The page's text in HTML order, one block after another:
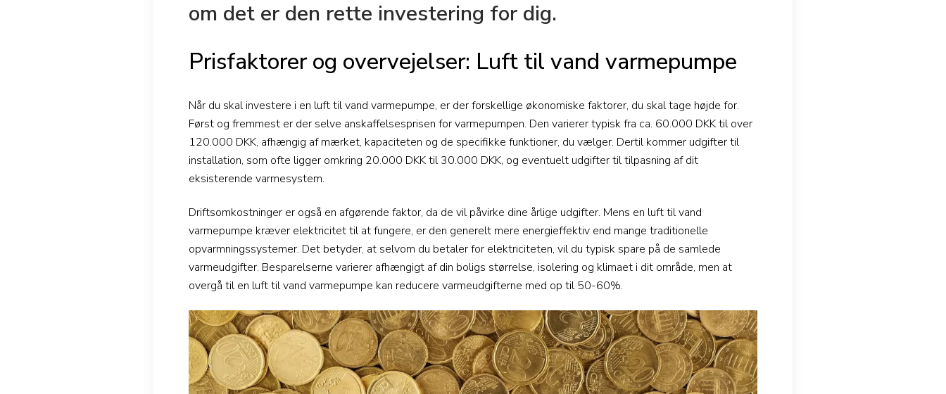
om det er den rette investering for dig.
Prisfaktorer og overvejelser: Luft til vand varmepumpe
Når du skal investere i en luft til vand varmepumpe, er der forskellige økonomiske faktorer, du skal tage højde for.
Først og fremmest er der selve anskaffelsesprisen for varmepumpen. Den varierer typisk fra ca. 60.000 DKK til over
120.000 DKK, afhængig af mærket, kapaciteten og de specifikke funktioner, du vælger. Dertil kommer udgifter til
installation, som ofte ligger omkring 20.000 DKK til 30.000 DKK, og eventuelt udgifter til tilpasning af dit
eksisterende varmesystem.
Driftsomkostninger er også en afgørende faktor, da de vil påvirke dine årlige udgifter. Mens en luft til vand
varmepumpe kræver elektricitet til at fungere, er den generelt mere energieffektiv end mange traditionelle
opvarmningssystemer. Det betyder, at selvom du betaler for elektriciteten, vil du typisk spare på de samlede
varmeudgifter. Besparelserne varierer afhængigt af din boligs størrelse, isolering og klimaet i dit område, men at
overgå til en luft til vand varmepumpe kan reducere varmeudgifterne med op til 50-60%.